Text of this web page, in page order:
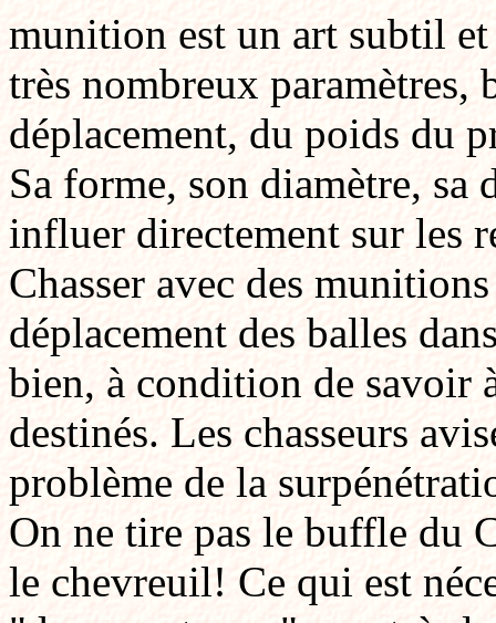
munition est un art subtil
très nombreux paramètres,
déplacement, du poids du
Sa forme, son diamètre,
influer directement sur les
Chasser avec des
déplacement des balles
bien, à condition de savoir
destinés. Les chasseurs
problème de la
On ne tire pas le buffle du
le chevreuil! Ce qui est